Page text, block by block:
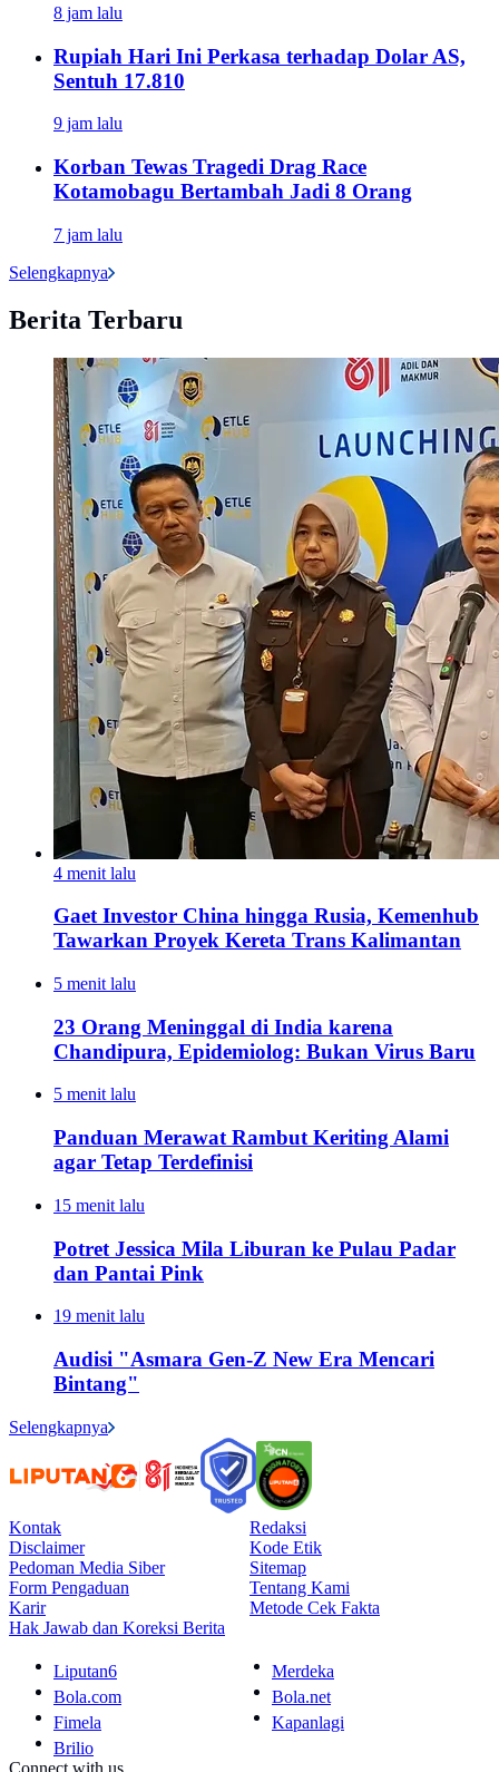
8 jam lalu
Rupiah Hari Ini Perkasa terhadap Dolar AS,
Sentuh 17.810
9 jam lalu
Korban Tewas Tragedi Drag Race
Kotamobagu Bertambah Jadi 8 Orang
7 jam lalu
Selengkapnya
Berita Terbaru
4 menit lalu
Gaet Investor China hingga Rusia, Kemenhub
Tawarkan Proyek Kereta Trans Kalimantan
5 menit lalu
23 Orang Meninggal di India karena
Chandipura, Epidemiolog: Bukan Virus Baru
5 menit lalu
Panduan Merawat Rambut Keriting Alami
agar Tetap Terdefinisi
15 menit lalu
Potret Jessica Mila Liburan ke Pulau Padar
dan Pantai Pink
19 menit lalu
Audisi "Asmara Gen-Z New Era Mencari
Bintang"
Selengkapnya
Kontak
Redaksi
Disclaimer
Kode Etik
Pedoman Media Siber
Sitemap
Form Pengaduan
Tentang Kami
Karir
Metode Cek Fakta
Hak Jawab dan Koreksi Berita
Liputan6
Merdeka
Bola.com
Bola.net
Fimela
Kapanlagi
Brilio
Connect with us